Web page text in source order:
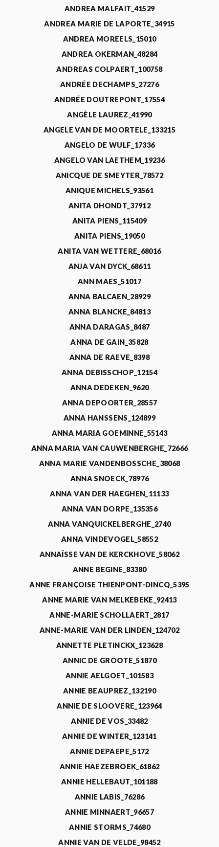
ANDREA MALFAIT_41529
ANDREA MARIE DE LAPORTE_34915
ANDREA MOREELS_15010
ANDREA OKERMAN_48284
ANDREAS COLPAERT_100758
ANDRÉE DECHAMPS_27276
ANDRÉE DOUTREPONT_17554
ANGÈLE LAUREZ_41990
ANGELE VAN DE MOORTELE_133215
ANGELO DE WULF_17336
ANGELO VAN LAETHEM_19236
ANICQUE DE SMEYTER_78572
ANIQUE MICHELS_93561
ANITA DHONDT_37912
ANITA PIENS_115409
ANITA PIENS_19050
ANITA VAN WETTERE_68016
ANJA VAN DYCK_68611
ANN MAES_51017
ANNA BALCAEN_28929
ANNA BLANCKE_84813
ANNA DARAGAS_8487
ANNA DE GAIN_35828
ANNA DE RAEVE_8398
ANNA DEBISSCHOP_12154
ANNA DEDEKEN_9620
ANNA DEPOORTER_28557
ANNA HANSSENS_124899
ANNA MARIA GOEMINNE_55143
ANNA MARIA VAN CAUWENBERGHE_72666
ANNA MARIE VANDENBOSSCHE_38068
ANNA SNOECK_78976
ANNA VAN DER HAEGHEN_11133
ANNA VAN DORPE_135356
ANNA VANQUICKELBERGHE_2740
ANNA VINDEVOGEL_58552
ANNAÏSSE VAN DE KERCKHOVE_58062
ANNE BEGINE_83380
ANNE FRANÇOISE THIENPONT-DINCQ_5395
ANNE MARIE VAN MELKEBEKE_92413
ANNE-MARIE SCHOLLAERT_2817
ANNE-MARIE VAN DER LINDEN_124702
ANNETTE PLETINCKX_123628
ANNIC DE GROOTE_51870
ANNIE AELGOET_101583
ANNIE BEAUPREZ_132190
ANNIE DE SLOOVERE_123964
ANNIE DE VOS_33482
ANNIE DE WINTER_123141
ANNIE DEPAEPE_5172
ANNIE HAEZEBROEK_61862
ANNIE HELLEBAUT_101188
ANNIE LABIS_76286
ANNIE MINNAERT_96657
ANNIE STORMS_74680
ANNIE VAN DE VELDE_98452